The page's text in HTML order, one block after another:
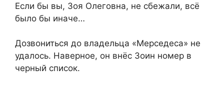
Если бы вы, Зоя Олеговна, не сбежали, всё
было бы иначе…
Дозвониться до владельца «Мерседеса» не
удалось. Наверное, он внёс Зоин номер в
черный список.